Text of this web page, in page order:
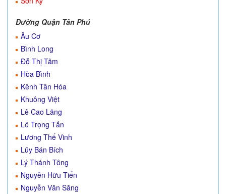
Đường Quận Tân Phú
Âu Cơ
Bình Long
Đỗ Thị Tâm
Hòa Bình
Kênh Tân Hóa
Khuông Việt
Lê Cao Lãng
Lê Trọng Tấn
Lương Thế Vinh
Lũy Bán Bích
Lý Thánh Tông
Nguyễn Hữu Tiến
Nguyễn Văn Săng